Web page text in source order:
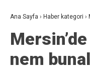
Ana Sayfa › Haber kategori ›
nem